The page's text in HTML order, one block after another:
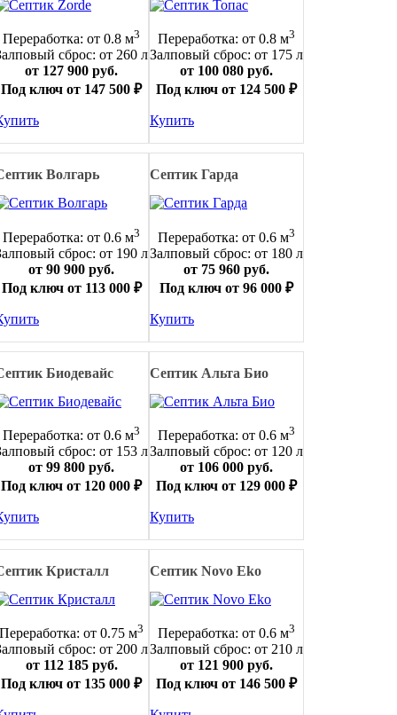
Переработка: от 0.8 м3
сброс: от 260 л
от 127 900 руб.
Под ключ от 147 500 ₽
Переработка: от 0.8 м3
Залповый сброс: от 175 л
от 100 080 руб.
Под ключ от 124 500 ₽
Купить
Волгарь
Переработка: от 0.6 м3
сброс: от 190 л
от 90 900 руб.
Под ключ от 113 000 ₽
Септик Гарда
Переработка: от 0.6 м3
Залповый сброс: от 180 л
от 75 960 руб.
Под ключ от 96 000 ₽
Купить
Биодевайс
Переработка: от 0.6 м3
сброс: от 153 л
от 99 800 руб.
Под ключ от 120 000 ₽
Септик Альта Био
Переработка: от 0.6 м3
Залповый сброс: от 120 л
от 106 000 руб.
Под ключ от 129 000 ₽
Купить
Кристалл
Переработка: от 0.75 м3
сброс: от 200 л
от 112 185 руб.
Под ключ от 135 000 ₽
Септик Novo Eko
Переработка: от 0.6 м3
Залповый сброс: от 210 л
от 121 900 руб.
Под ключ от 146 500 ₽